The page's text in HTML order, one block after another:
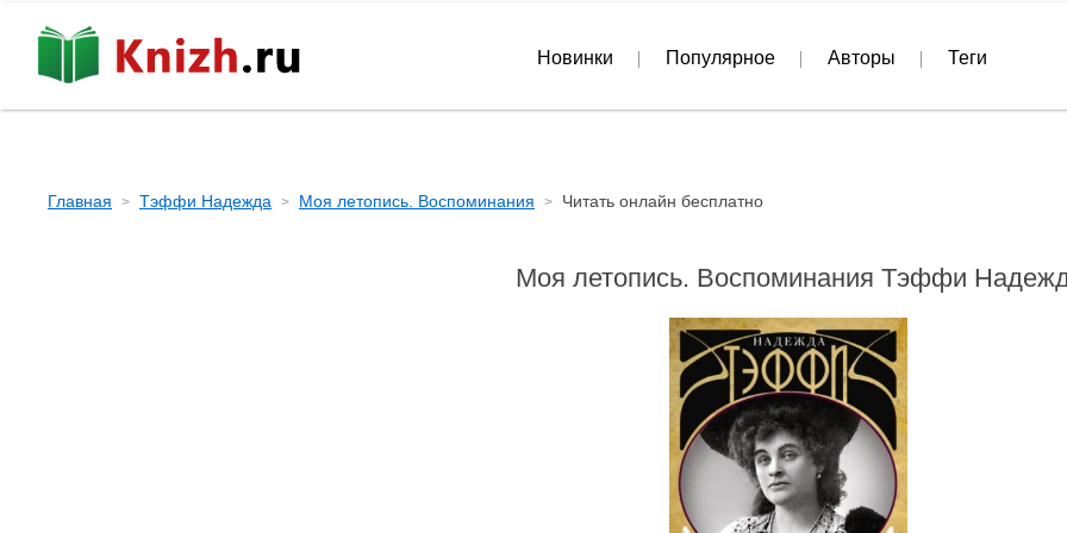
Главная Тэффи Надежда Моя летопись. Воспоминания Читать онлайн бесплатно
Моя летопись. Воспоминания Тэффи
Новинки Популярное Авторы Теги